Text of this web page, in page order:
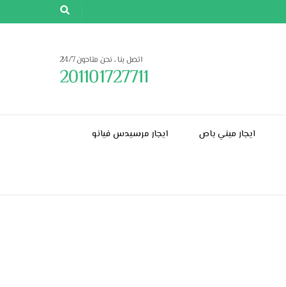
اتصل بنا ، نحن متاحون 24/7
201101727711
ايجار ميني باص ايجار مرسيدس فيانو